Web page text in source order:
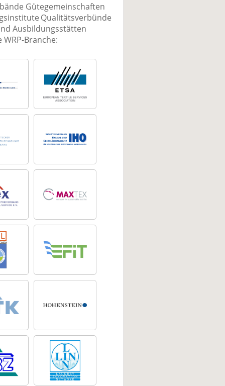
Gütegemeinschaften
Qualitätsverbünde
Ausbildungsstätten
Branche: